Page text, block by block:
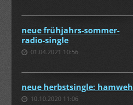
neue frühjahrs-sommer-
radio-single
01.04.2021 10:56
neue herbstsingle: hamweh
10.10.2020 11:06